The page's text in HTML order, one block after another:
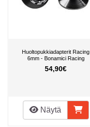
Huoltopukkiadapterit Racing
6mm - Bonamici Racing
54,90€
Näytä